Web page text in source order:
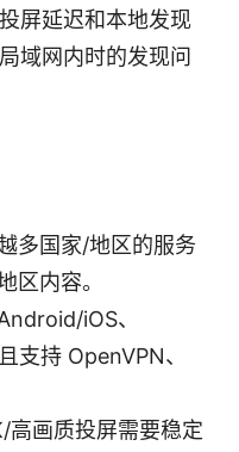
屏延迟和本地发现
域网内时的发现问
多国家/地区的服务
区内容。
iOS、
支持 OpenVPN、
画质投屏需要稳定